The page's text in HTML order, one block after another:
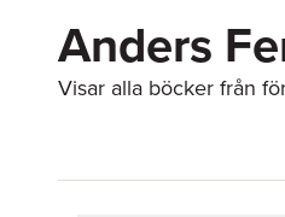
Anders
Visar alla böcker från